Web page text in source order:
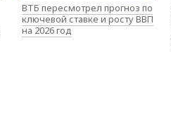
ВТБ пересмотрел прогноз по
ключевой ставке и росту ВВП
на 2026 год